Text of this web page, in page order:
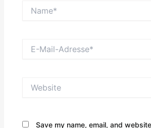
Mail-
Save my name, email, and